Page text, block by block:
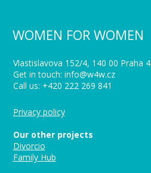
WOMEN FOR WOMEN
Vlastislavova 152/4, 140 00 Praha 4
Get in touch: info@w4w.cz
Call us: +420 222 269 841
Privacy policy
Our other projects
Divorcio
Family Hub